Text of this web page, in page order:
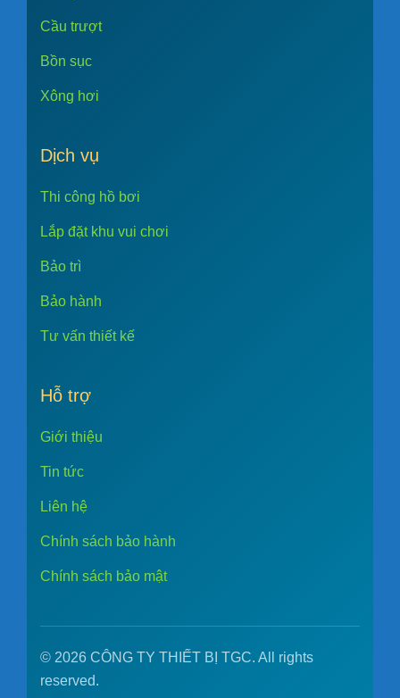
Cầu trượt
Bồn sục
Xông hơi
Dịch vụ
Thi công hồ bơi
Lắp đặt khu vui chơi
Bảo trì
Bảo hành
Tư vấn thiết kế
Hỗ trợ
Giới thiệu
Tin tức
Liên hệ
Chính sách bảo hành
Chính sách bảo mật
© 2026 CÔNG TY THIẾT BỊ TGC. All rights
reserved.